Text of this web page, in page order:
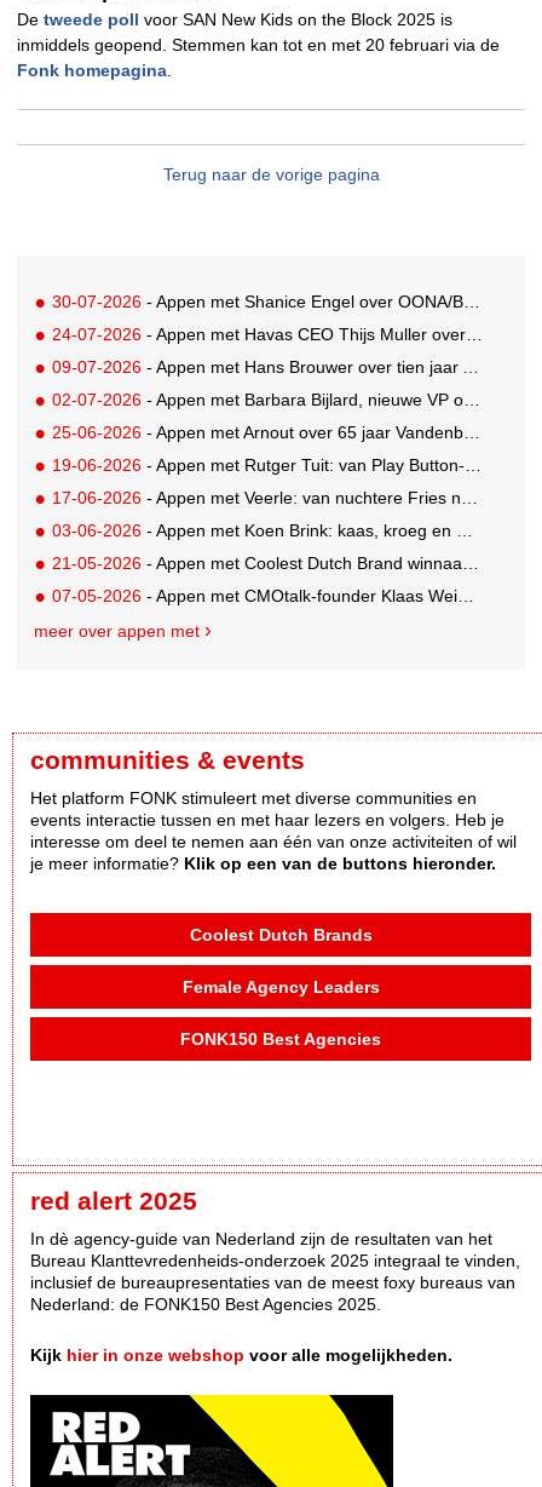
De tweede poll voor SAN New Kids on the Block 2025 is
inmiddels geopend. Stemmen kan tot en met 20 februari via de
Fonk homepagina
Terug naar de vorige pagina
30-07-2026 - Appen met Shanice Engel over OONA/BAAS' Human Influence Paper
24-07-2026 - Appen met Havas CEO Thijs Muller over de overname van SportVibes
09-07-2026 - Appen met Hans Brouwer over tien jaar A'DAM Toren
02-07-2026 - Appen met Barbara Bijlard, nieuwe VP of Clients bij DEPT
25-06-2026 - Appen met Arnout over 65 jaar Vandenbusken
19-06-2026 - Appen met Rutger Tuit: van Play Button-parkeerplaats tot Grand Prix-stem
17-06-2026 - Appen met Veerle: van nuchtere Fries naar Cannes-correspondent
03-06-2026 - Appen met Koen Brink: kaas, kroeg en Oranjegekte
21-05-2026 - Appen met Coolest Dutch Brand winnaar Caroline van Turennout (Zeeman)
07-05-2026 - Appen met CMOtalk-founder Klaas Weima: met volle zeilen naar de VS
meer over appen met
communities & events
Het platform FONK stimuleert met diverse communities en
events interactie tussen en met haar lezers en volgers. Heb je
interesse om deel te nemen aan één van onze activiteiten of wil
je meer informatie? Klik op een van de buttons hieronder.
Coolest Dutch Brands
Female Agency Leaders
FONK150 Best Agencies
red alert 2025
In dè agency-guide van Nederland zijn de resultaten van het
Bureau Klanttevredenheids-onderzoek 2025 integraal te vinden,
inclusief de bureaupresentaties van de meest foxy bureaus van
Nederland: de FONK150 Best Agencies 2025.
Kijk hier in onze webshop voor alle mogelijkheden.